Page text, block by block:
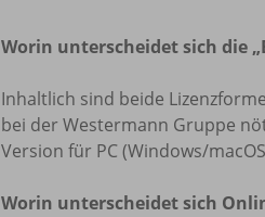
Worin unterscheidet sich die
Inhaltlich sind beide
bei der Westermann Gruppe
Version für PC (Windows/
Worin unterscheidet sich